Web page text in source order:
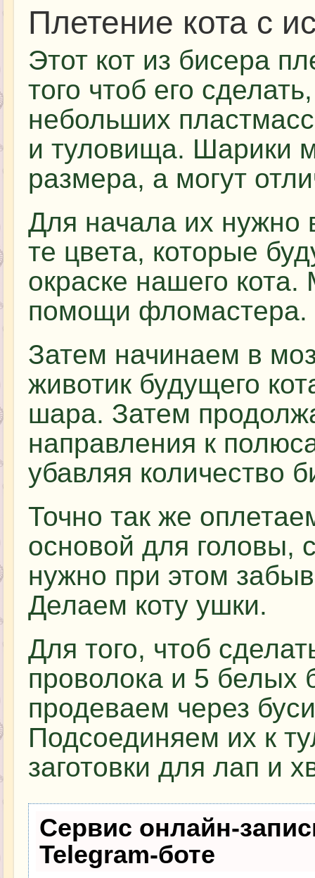
Плетение кота с
Этот кот из бисера
того чтоб его
небольших
и туловища. Шарики
размера, а могут
Для начала их нужно
те цвета, которые
окраске нашего
помощи фломастера.
Затем начинаем в
животик будущего
шара. Затем
направления к
убавляя количество
Точно так же
основой для головы,
нужно при этом
Делаем коту ушки.
Для того, чтоб
проволока и 5 белых
продеваем через
Подсоединяем их к
заготовки для лап и
Сервис онлайн-
Telegram-боте